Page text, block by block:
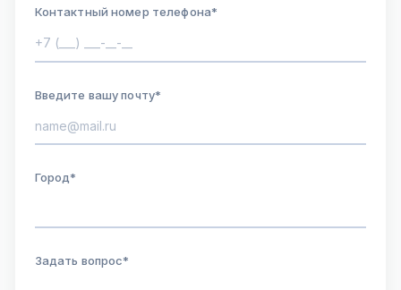
Контактный номер телефона*
Введите вашу почту*
Город*
Задать вопрос*